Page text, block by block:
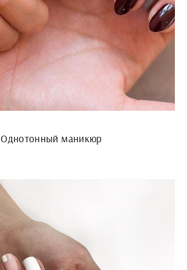
Однотонный маникюр